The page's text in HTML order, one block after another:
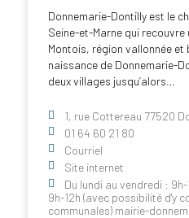
Donnemarie-Dontilly est le
Seine-et-Marne qui
Montois, région vallonnée et
naissance de Donnemarie-
deux villages jusqu’alors…
1, rue Cottereau 77520
01 64 60 21 80
Courriel
Site internet
Du lundi au vendredi :
9h-12h (avec possibilité d'y
communales) mairie-